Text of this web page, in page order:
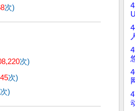
次)
次)
次)
次)